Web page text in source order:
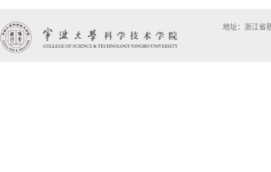
地址：浙江省